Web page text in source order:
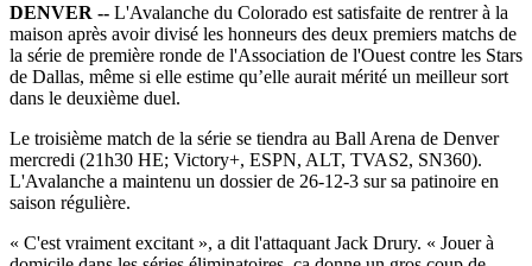
DENVER -- L'Avalanche du Colorado est satisfaite de rentrer à la
maison après avoir divisé les honneurs des deux premiers matchs de
la série de première ronde de l'Association de l'Ouest contre les Stars
de Dallas, même si elle estime qu’elle aurait mérité un meilleur sort
dans le deuxième duel.
Le troisième match de la série se tiendra au Ball Arena de Denver
mercredi (21h30 HE; Victory+, ESPN, ALT, TVAS2, SN360).
L'Avalanche a maintenu un dossier de 26-12-3 sur sa patinoire en
saison régulière.
« C'est vraiment excitant », a dit l'attaquant Jack Drury. « Jouer à